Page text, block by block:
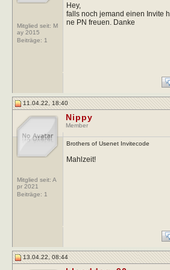
Mitglied seit: M
ay 2015
Beiträge: 1
Hey,
falls noch jemand einen Invite
ne PN freuen. Danke
11.04.22, 18:40
Mitglied seit: A
pr 2021
Beiträge: 1
Nippy
Member
Brothers of Usenet Invitecode
Mahlzeit!
13.04.22, 08:44